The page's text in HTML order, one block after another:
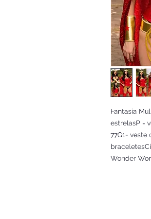
Fantasia
estrelasP =
77G1=
Wonder